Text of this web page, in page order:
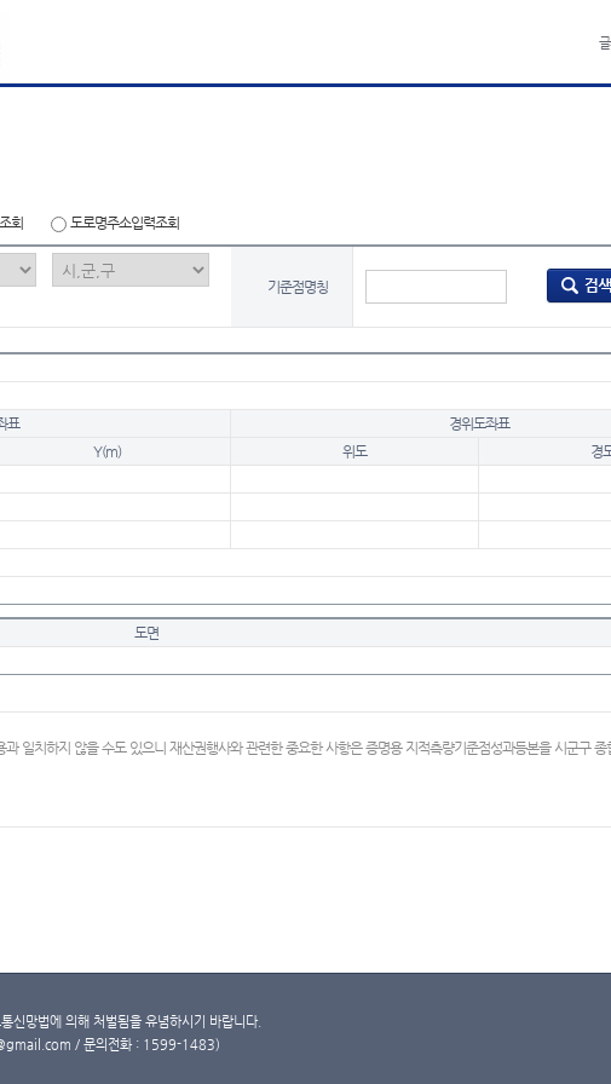
회 도로명주소입력조회
기준점명칭
표
경위도좌표
Y(m) 위도
경
도면
일치하지 않을 수도 있으니 재산권행사와 관련한 중요한 사항은 증명용 지적측량기준점성과등본을 시군구 종
신망법에 의해 처벌됨을 유념하시기 바랍니다.
/ 문의전화 : 1599-1483)